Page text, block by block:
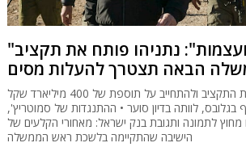
"צה"ל עור ועצמות": נתניהו פותח את תקציב
הבאה תצטרך להעלות מסים
דרישת נתניהו לפתוח את התקציב ולהתחייב על תוספת של 400 מיליארד שקל
בגלובס, לוותה בדיון סוער • ההתנגדות של סמוטריץ',
מחוץ לתמונה ותגובת בנק ישראל: מאחורי הקלעים של
הישיבה שהתקיימה בלשכת ראש הממשלה